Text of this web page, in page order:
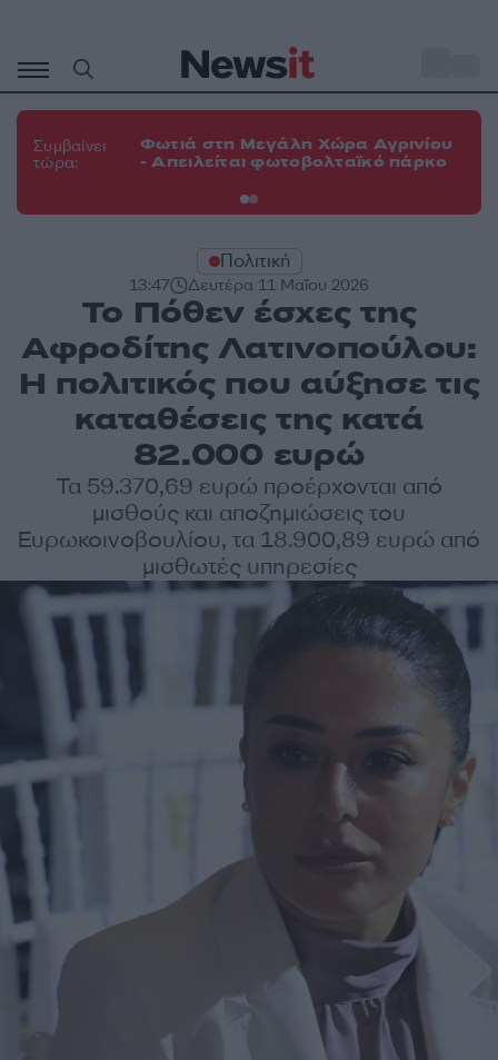
περιεχόμενο
Συμβαίνει
τώρα:
Φωτιά στη Μεγάλη Χώρα Αγρινίου
- Απειλείται φωτοβολταϊκό πάρκο
Πολιτική
13:47 Δευτέρα 11 Μαΐου 2026
Το Πόθεν έσχες της
Αφροδίτης Λατινοπούλου:
Η πολιτικός που αύξησε τις
καταθέσεις της κατά
82.000 ευρώ
Τα 59.370,69 ευρώ προέρχονται από
μισθούς και αποζημιώσεις του
Ευρωκοινοβουλίου, τα 18.900,89 ευρώ από
μισθωτές υπηρεσίες